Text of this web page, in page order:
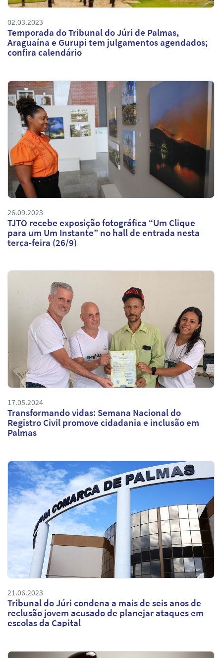
02.03.2023
Temporada do Tribunal do Júri de Palmas,
Araguaína e Gurupi tem julgamentos agendados;
confira calendário
26.09.2023
TJTO recebe exposição fotográfica “Um Clique
para um Um Instante” no hall de entrada nesta
terça-feira (26/9)
17.05.2024
Transformando vidas: Semana Nacional do
Registro Civil promove cidadania e inclusão em
Palmas
21.06.2023
Tribunal do Júri condena a mais de seis anos de
reclusão jovem acusado de planejar ataques em
escolas da Capital